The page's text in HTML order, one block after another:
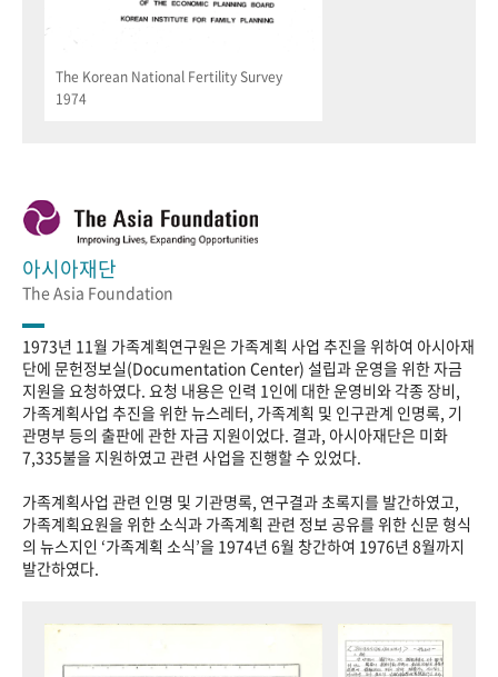
The Korean National Fertility Survey
1974
아시아재단
The Asia Foundation
1973년 11월 가족계획연구원은 가족계획 사업 추진을 위하여 아시아재
단에 문헌정보실(Documentation Center) 설립과 운영을 위한 자금
지원을 요청하였다. 요청 내용은 인력 1인에 대한 운영비와 각종 장비,
가족계획사업 추진을 위한 뉴스레터, 가족계획 및 인구관계 인명록, 기
관명부 등의 출판에 관한 자금 지원이었다. 결과, 아시아재단은 미화
7,335불을 지원하였고 관련 사업을 진행할 수 있었다.
가족계획사업 관련 인명 및 기관명록, 연구결과 초록지를 발간하였고,
가족계획요원을 위한 소식과 가족계획 관련 정보 공유를 위한 신문 형식
의 뉴스지인 ‘가족계획 소식’을 1974년 6월 창간하여 1976년 8월까지
발간하였다.